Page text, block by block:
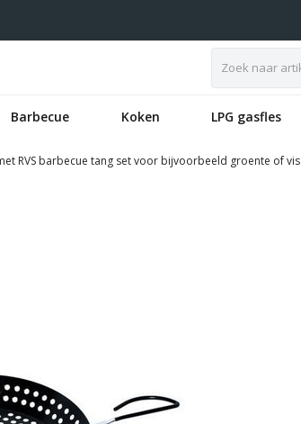
Barbecue Koken LPG gasfles
RVS barbecue tang set voor bijvoorbeeld groente of vis